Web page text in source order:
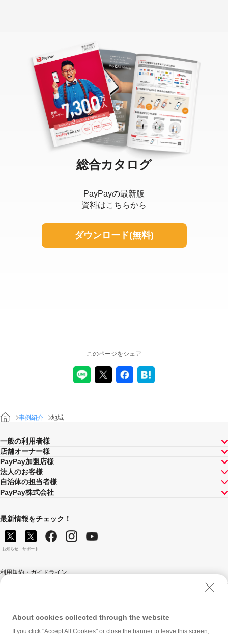
総合カタログ
PayPayの最新版
資料はこちらから
ダウンロード(無料)
このページをシェア
事例紹介 地域
一般の利用者様
店舗オーナー様
PayPay加盟店様
法人のお客様
自治体の担当者様
PayPay株式会社
最新情報をチェック！
お知らせ サポート
利用規約・ガイドライン
ソフトバンク人権ポリシー
PayPay Code of Ethics & Business Conduct
プライバシーポリシー
About cookies collected through the website
If you click "Accept All Cookies" or close the banner to leave this screen,